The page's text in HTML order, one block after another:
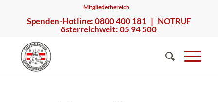
Mitgliederbereich
Spenden-Hotline: 0800 400 181 | NOTRUF
österreichweit: 05 94 500